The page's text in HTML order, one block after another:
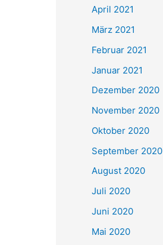
April 2021
März 2021
Februar 2021
Januar 2021
Dezember 2020
November 2020
Oktober 2020
September 2020
August 2020
Juli 2020
Juni 2020
Mai 2020